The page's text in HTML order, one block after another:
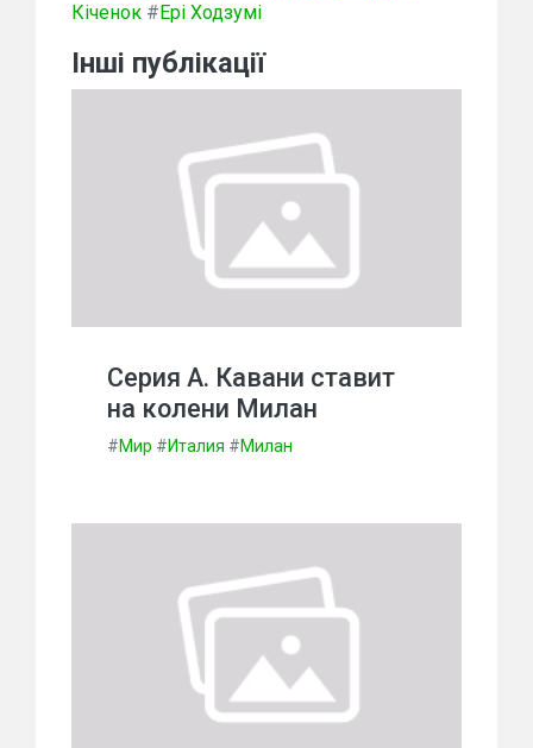
Кіченок # Ері Ходзумі
Інші публікації
Серия А. Кавани ставит
на колени Милан
#Мир #Италия #Милан